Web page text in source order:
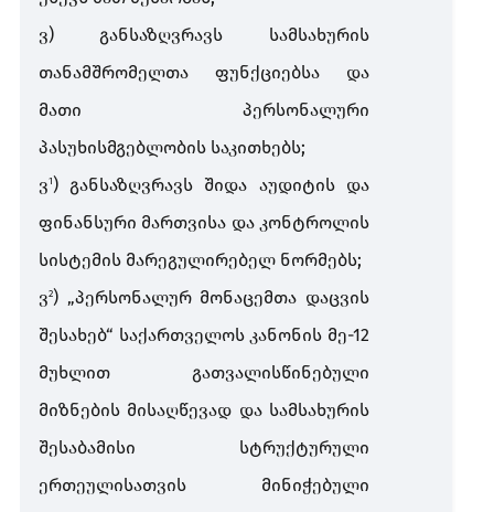
ვ)განსაზღვრავს
სამსახურის
თანამშრომელთა
ფუნქციებსა
და
მათი
პერსონალური
პასუხისმგებლობის საკითხებს;
ვ​1 )განსაზღვრავს შიდა აუდიტის და
ფინანსური მართვისა და კონტროლის
სისტემის მარეგულირებელ ნორმებს;
ვ​2) „პერსონალურ მონაცემთა დაცვის
შესახებ“ საქართველოს კანონის მე-12
მუხლით
გათვალისწინებული
მიზნების მისაღწევად და სამსახურის
შესაბამისი
სტრუქტურული
ერთეულისათვის
მინიჭებული